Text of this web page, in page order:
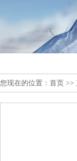
您现在的位置： 首页 >>